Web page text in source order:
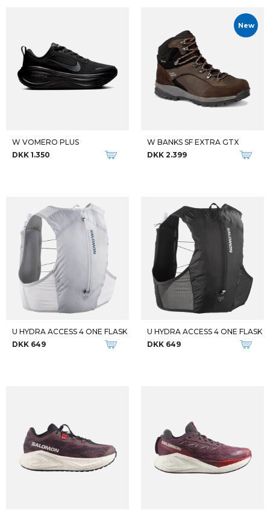
W VOMERO PLUS
DKK 1.350
New
W BANKS SF EXTRA GTX
DKK 2.399
U HYDRA ACCESS 4 ONE FLASK
DKK 649
U HYDRA ACCESS 4 ONE FLASK
DKK 649